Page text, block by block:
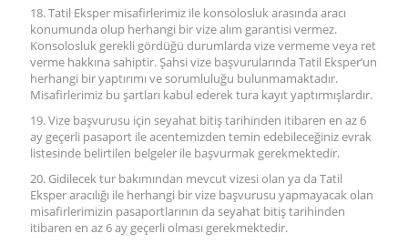
18. Tatil Eksper misafirlerimiz ile konsolosluk arasında aracı
konumunda olup herhangi bir vize alım garantisi vermez.
Konsolosluk gerekli gördüğü durumlarda vize vermeme veya ret
verme hakkına sahiptir. Şahsi vize başvurularında Tatil Eksper’un
herhangi bir yaptırımı ve sorumluluğu bulunmamaktadır.
Misafirlerimiz bu şartları kabul ederek tura kayıt yaptırmışlardır.
19. Vize başvurusu için seyahat bitiş tarihinden itibaren en az 6
ay geçerli pasaport ile acentemizden temin edebileceğiniz evrak
listesinde belirtilen belgeler ile başvurmak gerekmektedir.
20. Gidilecek tur bakımından mevcut vizesi olan ya da Tatil
Eksper aracılığı ile herhangi bir vize başvurusu yapmayacak olan
misafirlerimizin pasaportlarının da seyahat bitiş tarihinden
itibaren en az 6 ay geçerli olması gerekmektedir.